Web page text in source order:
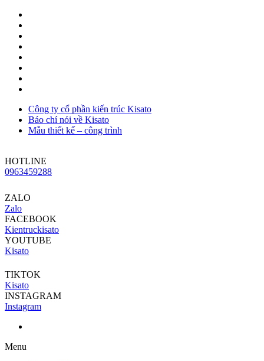
Công ty cổ phần kiến trúc Kisato
Báo chí nói về Kisato
Mẫu thiết kế – công trình
HOTLINE
0963459288
ZALO
Zalo
FACEBOOK
Kientruckisato
YOUTUBE
Kisato
TIKTOK
Kisato
INSTAGRAM
Instagram
Menu